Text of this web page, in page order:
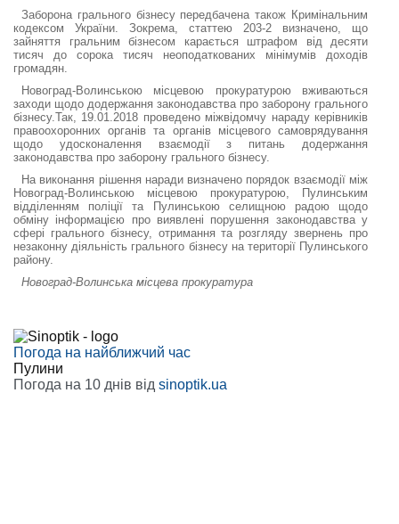
Заборона грального бізнесу передбачена також Кримінальним
кодексом України. Зокрема, статтею 203-2 визначено, що
зайняття гральним бізнесом карається штрафом від десяти
тисяч до сорока тисяч неоподаткованих мінімумів доходів
громадян.
Новоград-Волинською місцевою прокуратурою вживаються
заходи щодо додержання законодавства про заборону грального
бізнесу.Так, 19.01.2018 проведено міжвідомчу нараду керівників
правоохоронних органів та органів місцевого самоврядування
щодо удосконалення взаємодії з питань додержання
законодавства про заборону грального бізнесу.
На виконання рішення наради визначено порядок взаємодії між
Новоград-Волинською місцевою прокуратурою, Пулинським
відділенням поліції та Пулинською селищною радою щодо
обміну інформацією про виявлені порушення законодавства у
сфері грального бізнесу, отримання та розгляду звернень про
незаконну діяльність грального бізнесу на території Пулинського
району.
Новоград-Волинська місцева прокуратура
Погода на найближчий час
Пулини
Погода на 10 днів від sinoptik.ua